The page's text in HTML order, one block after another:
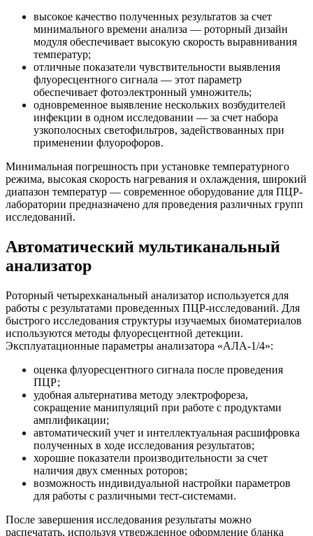
высокое качество полученных результатов за счет
минимального времени анализа — роторный дизайн
модуля обеспечивает высокую скорость выравнивания
температур;
отличные показатели чувствительности выявления
флуоресцентного сигнала — этот параметр
обеспечивает фотоэлектронный умножитель;
одновременное выявление нескольких возбудителей
инфекции в одном исследовании — за счет набора
узкополосных светофильтров, задействованных при
применении флуорофоров.
Минимальная погрешность при установке температурного
режима, высокая скорость нагревания и охлаждения, широкий
диапазон температур — современное оборудование для ПЦР-
лаборатории предназначено для проведения различных групп
исследований.
Автоматический мультиканальный
анализатор
Роторный четырехканальный анализатор используется для
работы с результатами проведенных ПЦР-исследований. Для
быстрого исследования структуры изучаемых биоматериалов
используются методы флуоресцентной детекции.
Эксплуатационные параметры анализатора «АЛА-1/4»:
оценка флуоресцентного сигнала после проведения
ПЦР;
удобная альтернатива методу электрофореза,
сокращение манипуляций при работе с продуктами
амплификации;
автоматический учет и интеллектуальная расшифровка
полученных в ходе исследования результатов;
хорошие показатели производительности за счет
наличия двух сменных роторов;
возможность индивидуальной настройки параметров
для работы с различными тест-системами.
После завершения исследования результаты можно
распечатать, используя утвержденное оформление бланка